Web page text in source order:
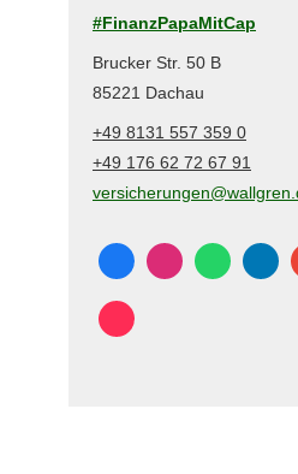
#FinanzPapaMitCap
Brucker Str. 50 B
85221 Dachau
+49 8131 557 359 0
+49 176 62 72 67 91